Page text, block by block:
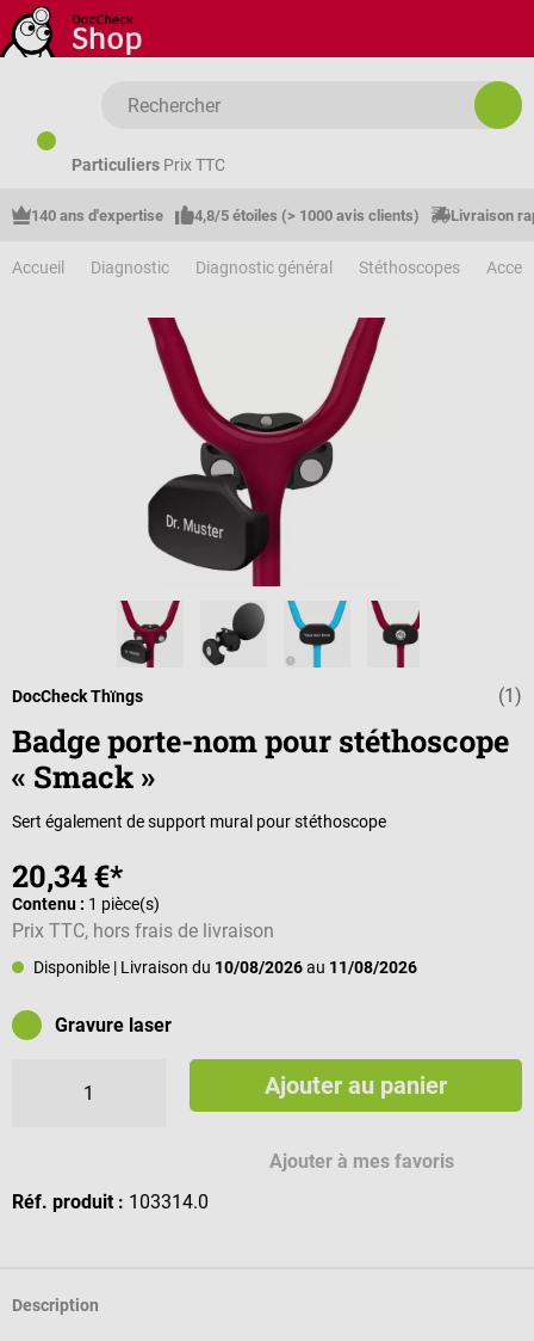
Passer au contenu principal
Particuliers Prix TTC
140 ans d'expertise 4,8/5 étoiles (> 1000 avis clients) Livraison
Accueil Diagnostic Diagnostic général Stéthoscopes
Note (1)
DocCheck Thïngs
Badge porte-nom pour stéthoscope
« Smack »
Sert également de support mural pour stéthoscope
20,34 €*
Contenu : 1 pièce(s)
Prix TTC, hors frais de livraison
Disponible | Livraison du 10/08/2026au 11/08/2026
Gravure laser
Ajouter au panier
Ajouter à mes favoris
Réf. produit : 103314.0
Description